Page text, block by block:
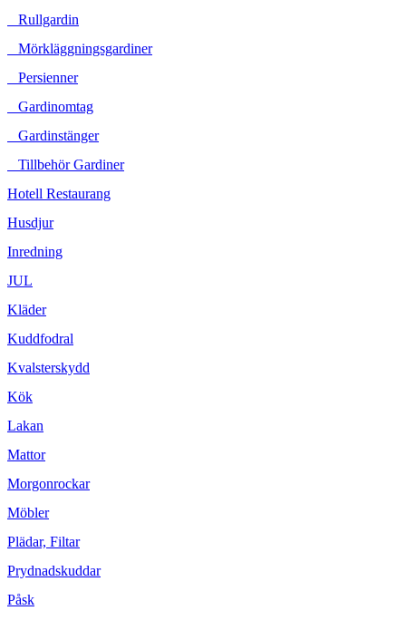
Rullgardin
Mörkläggningsgardiner
Persienner
Gardinomtag
Gardinstänger
Tillbehör Gardiner
Hotell Restaurang
Husdjur
Inredning
JUL
Kläder
Kuddfodral
Kvalsterskydd
Kök
Lakan
Mattor
Morgonrockar
Möbler
Plädar, Filtar
Prydnadskuddar
Påsk